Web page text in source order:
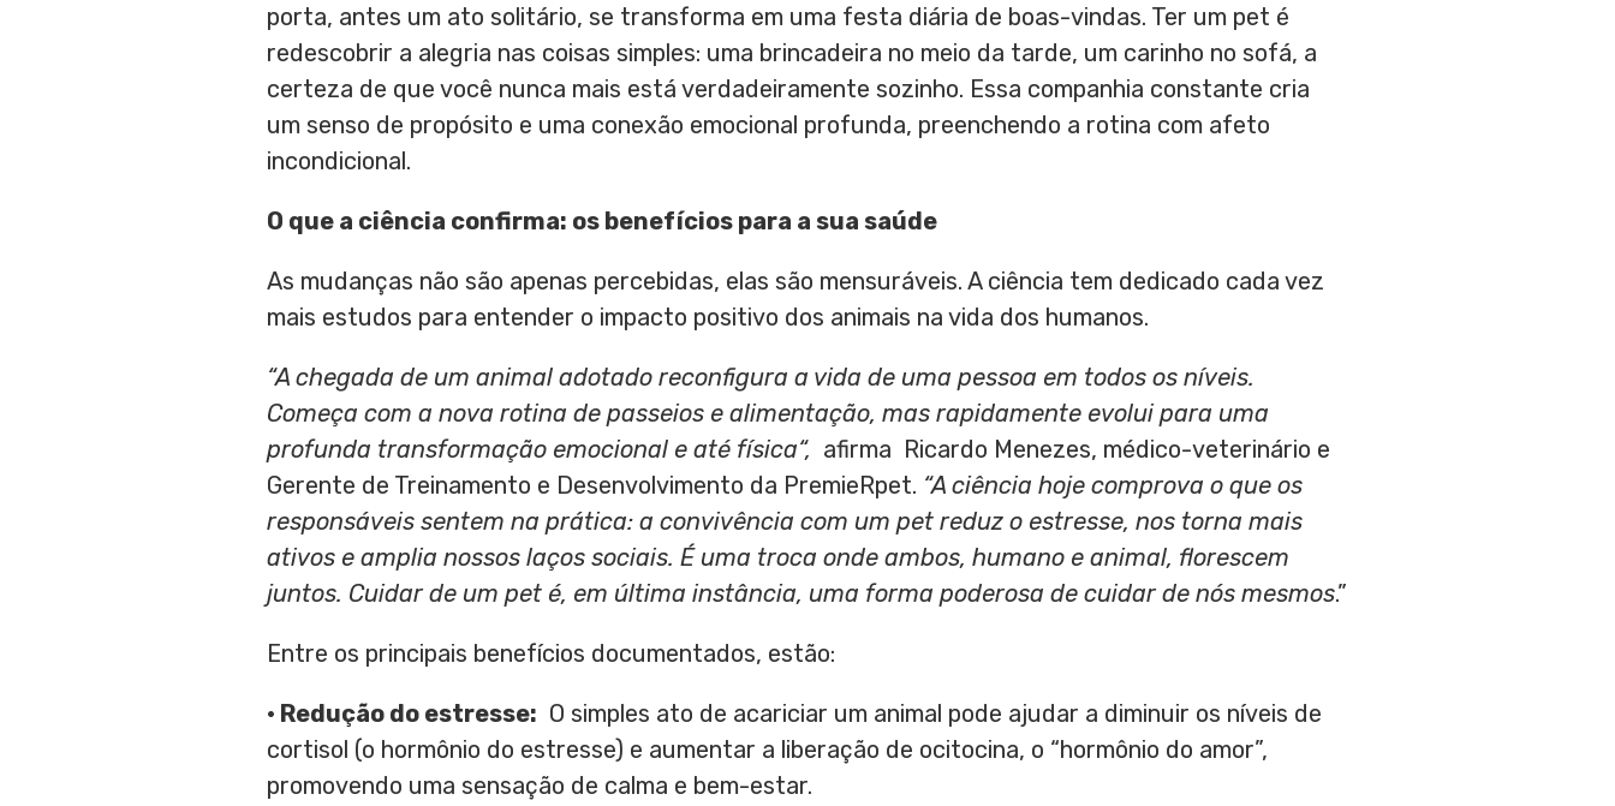
porta, antes um ato solitário, se transforma em uma festa diária de boas-vindas. Ter um pet é
redescobrir a alegria nas coisas simples: uma brincadeira no meio da tarde, um carinho no sofá, a
certeza de que você nunca mais está verdadeiramente sozinho. Essa companhia constante cria
um senso de propósito e uma conexão emocional profunda, preenchendo a rotina com afeto
incondicional.
O que a ciência confirma: os benefícios para a sua saúde
As mudanças não são apenas percebidas, elas são mensuráveis. A ciência tem dedicado cada vez
mais estudos para entender o impacto positivo dos animais na vida dos humanos.
“A chegada de um animal adotado reconfigura a vida de uma pessoa em todos os níveis.
Começa com a nova rotina de passeios e alimentação, mas rapidamente evolui para uma
profunda transformação emocional e até física“, afirma Ricardo Menezes, médico-veterinário e
Gerente de Treinamento e Desenvolvimento da PremieRpet. “A ciência hoje comprova o que os
responsáveis sentem na prática: a convivência com um pet reduz o estresse, nos torna mais
ativos e amplia nossos laços sociais. É uma troca onde ambos, humano e animal, florescem
juntos. Cuidar de um pet é, em última instância, uma forma poderosa de cuidar de nós mesmos.”
Entre os principais benefícios documentados, estão:
• Redução do estresse: O simples ato de acariciar um animal pode ajudar a diminuir os níveis de
cortisol (o hormônio do estresse) e aumentar a liberação de ocitocina, o “hormônio do amor”,
promovendo uma sensação de calma e bem-estar.